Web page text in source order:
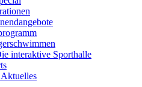
interaktive Sporthalle